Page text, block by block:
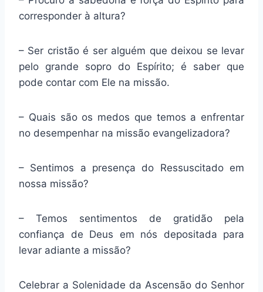
corresponder à altura?
– Ser cristão é ser alguém que deixou se levar
pelo grande sopro do Espírito; é saber que
pode contar com Ele na missão.
– Quais são os medos que temos a enfrentar
no desempenhar na missão evangelizadora?
– Sentimos a presença do Ressuscitado em
nossa missão?
– Temos sentimentos de gratidão pela
confiança de Deus em nós depositada para
levar adiante a missão?
Celebrar a Solenidade da Ascensão do Senhor